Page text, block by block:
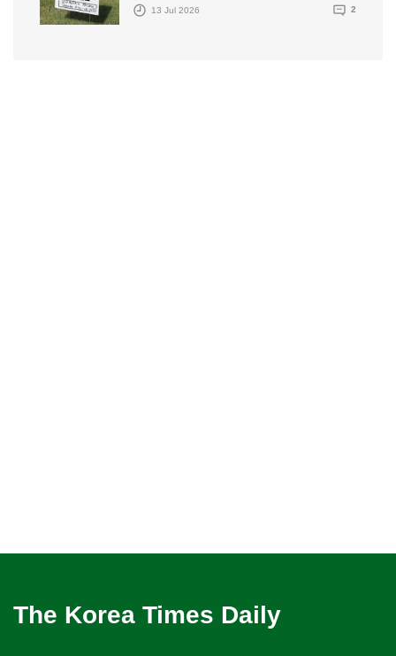
13 Jul 2026 2
The Korea Times Daily